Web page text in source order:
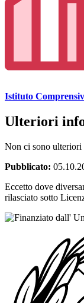
Istituto
Ulteriori
Non ci sono
Pubblicato:
Eccetto dove
rilasciato sotto